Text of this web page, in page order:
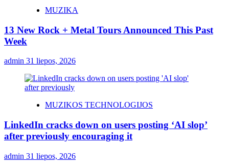
MUZIKA
13 New Rock + Metal Tours Announced This Past
Week
admin 31 liepos, 2026
MUZIKOS TECHNOLOGIJOS
LinkedIn cracks down on users posting ‘AI slop’
after previously encouraging it
admin 31 liepos, 2026